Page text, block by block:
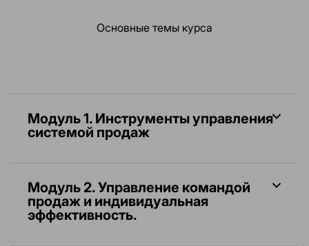
Основные темы курса
Модуль 1. Инструменты управления
системой продаж
Модуль 2.Управление командой
продаж и индивидуальная
эффективность.